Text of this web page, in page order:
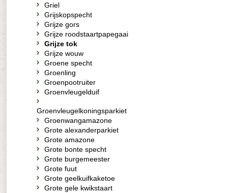
Griel
Grijskopspecht
Grijze gors
Grijze roodstaartpapegaai
Grijze tok
Grijze wouw
Groene specht
Groenling
Groenpootruiter
Groenvleugelduif
Groenvleugelkoningsparkiet
Groenwangamazone
Grote alexanderparkiet
Grote amazone
Grote bonte specht
Grote burgemeester
Grote fuut
Grote geelkuifkaketoe
Grote gele kwikstaart